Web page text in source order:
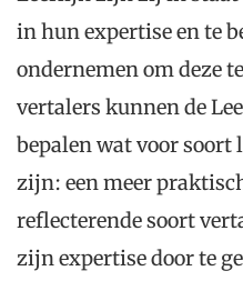
in hun expertise en te
ondernemen om deze
vertalers kunnen de
bepalen wat voor
zijn: een meer
reflecterende soort
zijn expertise door te